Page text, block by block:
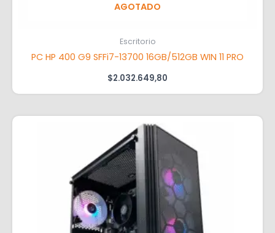
AGOTADO
Escritorio
PC HP 400 G9 SFFi7-13700 16GB/512GB WIN 11 PRO
$2.032.649,80